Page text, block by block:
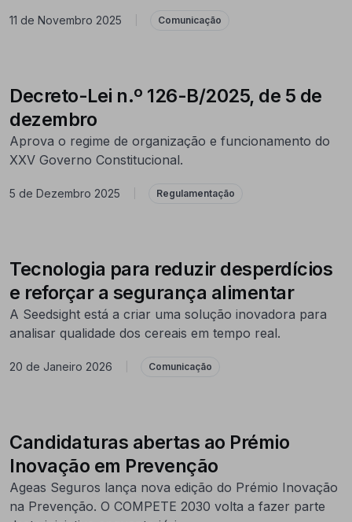
11 de Novembro 2025 Comunicação
Decreto-Lei n.º 126-B/2025, de 5 de
dezembro
Aprova o regime de organização e funcionamento do
XXV Governo Constitucional.
5 de Dezembro 2025 Regulamentação
Tecnologia para reduzir desperdícios
e reforçar a segurança alimentar
A Seedsight está a criar uma solução inovadora para
analisar qualidade dos cereais em tempo real.
20 de Janeiro 2026 Comunicação
Candidaturas abertas ao Prémio
Inovação em Prevenção
Ageas Seguros lança nova edição do Prémio Inovação
na Prevenção. O COMPETE 2030 volta a fazer parte